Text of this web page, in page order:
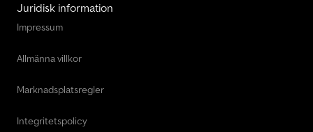
Juridisk information
Impressum
Allmänna villkor
Marknadsplatsregler
Integritetspolicy